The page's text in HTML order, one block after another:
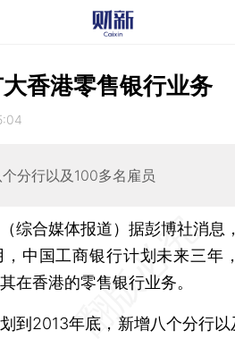
香港零售银行业务
分行以及100多名雇员
综合媒体报道） 据彭博社消息
中国工商银行计划未来三年
在香港的零售银行业务。
2013年底，新增八个分行以